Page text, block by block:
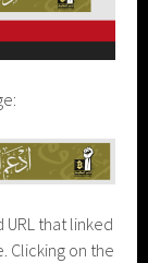
that linked
Clicking on the